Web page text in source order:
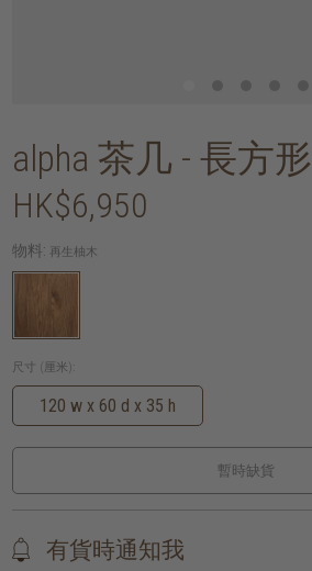
alpha 茶几 - 長方形
HK$6,950
物料: 再生柚木
尺寸 (厘米):
120 w x 60 d x 35 h
暫時缺貨
有貨時通知我